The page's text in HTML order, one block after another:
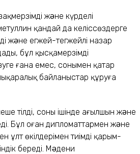
жəне күрделі
қандай да келіссөздерге
жəне егжей-тегжейлі назар
бұл қысқамерзімді
ғана емес, сонымен қатар
байланыстар құруға
тілді, соның ішінде ағылшын жəне
Бұл оған дипломаттармен жəне
ұлт өкілдерімен тиімді қарым-
береді. Мəдени